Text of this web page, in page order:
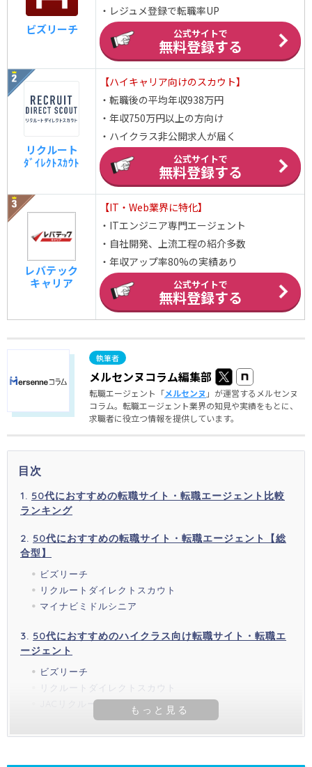
ビズリーチ
・レジュメ登録で転職率UP
公式サイトで
無料登録する
リクルート
ﾀﾞｲﾚｸﾄｽｶｳﾄ
【ハイキャリア向けのスカウト】
・転職後の平均年収938万円
・年収750万円以上の方向け
・ハイクラス非公開求人が届く
公式サイトで
無料登録する
レバテック
キャリア
【IT・Web業界に特化】
・ITエンジニア専門エージェント
・自社開発、上流工程の紹介多数
・年収アップ率80%の実績あり
公式サイトで
無料登録する
メルセンヌコラム編集部
転職エージェント「メルセンヌ 」が運営するメルセンヌ
コラム。転職エージェント業界の知見や実績をもとに、
求職者に役立つ情報を提供しています。
目次
50代におすすめの転職サイト・転職エージェント比較
ランキング
50代におすすめの転職サイト・転職エージェント【総
合型】
ビズリーチ
リクルートダイレクトスカウト
マイナビミドルシニア
50代におすすめのハイクラス向け転職サイト・転職エ
ージェント
ビズリーチ
リクルートダイレクトスカウト
JACリクルートメント